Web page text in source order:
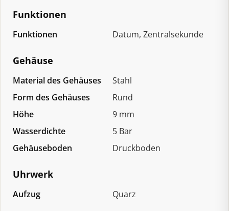
Funktionen
Funktionen Datum, Zentralsekunde
Gehäuse
Material des Gehäuses
Stahl
Form des Gehäuses
Rund
Höhe
9 mm
Wasserdichte
5 Bar
Gehäuseboden
Druckboden
Uhrwerk
Aufzug Quarz